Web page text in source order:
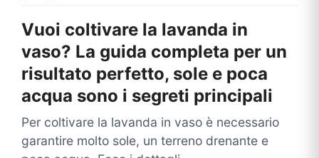
Vuoi coltivare la lavanda in
vaso? La guida completa per un
risultato perfetto, sole e poca
acqua sono i segreti principali
Per coltivare la lavanda in vaso è necessario
garantire molto sole, un terreno drenante e